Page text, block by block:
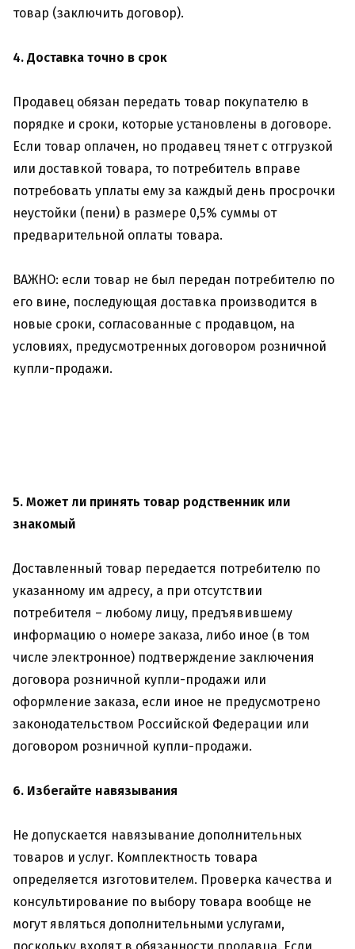
товар (заключить договор).
4. Доставка точно в срок
Продавец обязан передать товар покупателю в
порядке и сроки, которые установлены в договоре.
Если товар оплачен, но продавец тянет с отгрузкой
или доставкой товара, то потребитель вправе
потребовать уплаты ему за каждый день просрочки
неустойки (пени) в размере 0,5% суммы от
предварительной оплаты товара.
ВАЖНО: если товар не был передан потребителю по
его вине, последующая доставка производится в
новые сроки, согласованные с продавцом, на
условиях, предусмотренных договором розничной
купли-продажи.
5. Может ли принять товар родственник или
знакомый
Доставленный товар передается потребителю по
указанному им адресу, а при отсутствии
потребителя – любому лицу, предъявившему
информацию о номере заказа, либо иное (в том
числе электронное) подтверждение заключения
договора розничной купли-продажи или
оформление заказа, если иное не предусмотрено
законодательством Российской Федерации или
договором розничной купли-продажи.
6. Избегайте навязывания
Не допускается навязывание дополнительных
товаров и услуг. Комплектность товара
определяется изготовителем. Проверка качества и
консультирование по выбору товара вообще не
могут являться дополнительными услугами,